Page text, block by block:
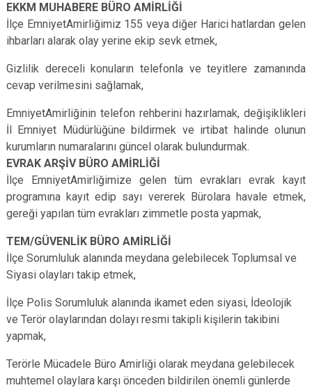
EKKM MUHABERE BÜRO AMİRLİĞİ
İlçe EmniyetAmirliğimiz 155 veya diğer Harici hatlardan gelen
ihbarları alarak olay yerine ekip sevk etmek,
Gizlilik dereceli konuların telefonla ve teyitlere zamanında
cevap verilmesini sağlamak,
EmniyetAmirliğinin telefon rehberini hazırlamak, değişiklikleri
İl Emniyet Müdürlüğüne bildirmek ve irtibat halinde olunun
kurumların numaralarını güncel olarak bulundurmak.
EVRAK ARŞİV BÜRO AMİRLİĞİ
İlçe EmniyetAmirliğimize gelen tüm evrakları evrak kayıt
programına kayıt edip sayı vererek Bürolara havale etmek,
gereği yapılan tüm evrakları zimmetle posta yapmak,
TEM/GÜVENLİK BÜRO AMİRLİĞİ
İlçe Sorumluluk alanında meydana gelebilecek Toplumsal ve
Siyasi olayları takip etmek,
İlçe Polis Sorumluluk alanında ikamet eden siyasi, İdeolojik
ve Terör olaylarından dolayı resmi takipli kişilerin takibini
yapmak,
Terörle Mücadele Büro Amirliği olarak meydana gelebilecek
muhtemel olaylara karşı önceden bildirilen önemli günlerde